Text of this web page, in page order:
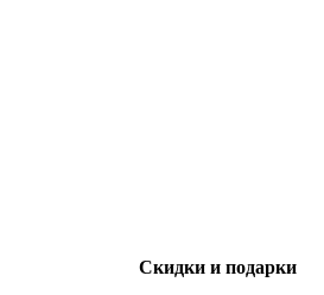
Скидки и подарки